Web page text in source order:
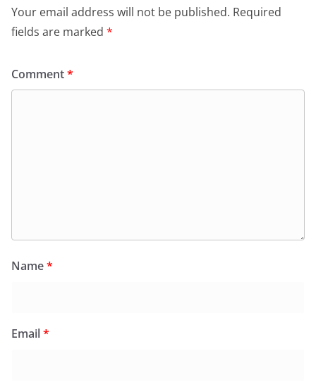
Your email address will not be published. Required
fields are marked *
Comment*
Name*
Email*